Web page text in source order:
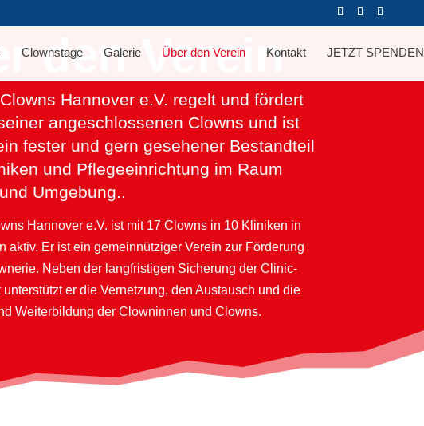
Clownstage Galerie Über den Verein Kontakt JETZT SPENDEN
den Verein
Hannover e.V. regelt und fördert
angeschlossenen Clowns und ist
fester und gern gesehener Bestandteil
und Pflegeeinrichtung im Raum
Umgebung..
Hannover e.V. ist mit 17 Clowns in 10 Kliniken in
aktiv. Er ist ein gemeinnütziger Verein zur Förderung
Neben der langfristigen Sicherung der Clinic-
er die Vernetzung, den Austausch und die
Weiterbildung der Clowninnen und Clowns.